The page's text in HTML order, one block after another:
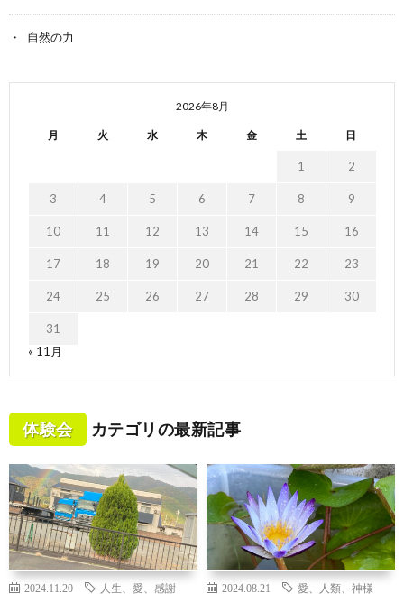
自然の力
2026年8月
月 火 水 木 金 土 日
1 2
3 4 5 6 7 8 9
10 11 12 13 14 15 16
17 18 19 20 21 22 23
24 25 26 27 28 29 30
31
« 11月
体験会 カテゴリの最新記事
2024.11.20 人生、愛、感謝 2024.08.21 愛、人類、神様